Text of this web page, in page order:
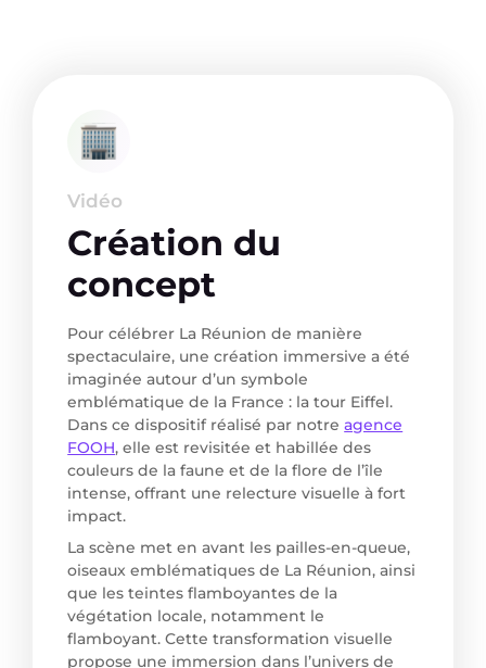
Vidéo
Création du
concept
Pour célébrer La Réunion de manière
spectaculaire, une création immersive a été
imaginée autour d’un symbole
emblématique de la France : la tour Eiffel.
Dans ce dispositif réalisé par notreagence
FOOH, elle est revisitée et habillée des
couleurs de la faune et de la flore de l’île
intense, offrant une relecture visuelle à fort
impact.
La scène met en avant les pailles-en-queue,
oiseaux emblématiques de La Réunion, ainsi
que les teintes flamboyantes de la
végétation locale, notamment le
flamboyant. Cette transformation visuelle
propose une immersion dans l’univers de